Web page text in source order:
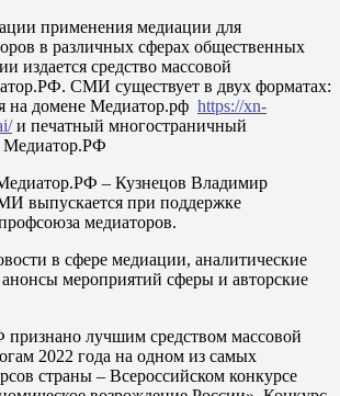
применения медиации для
в различных сферах общественных
издается средство массовой
СМИ существует в двух форматах:
на домене Медиатор.рф https://xn-
и печатный многостраничный
Медиатор.РФ
– Кузнецов Владимир
выпускается при поддержке
медиаторов.
в сфере медиации, аналитические
мероприятий сферы и авторские
лучшим средством массовой
2022 года на одном из самых
страны – Всероссийском конкурсе